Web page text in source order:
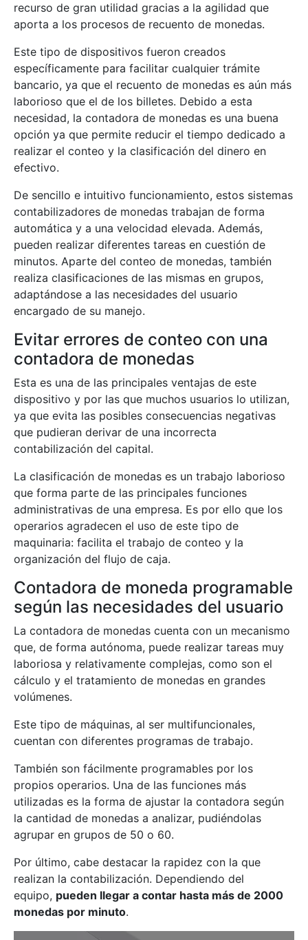
recurso de gran utilidad gracias a la agilidad que
aporta a los procesos de recuento de monedas.
Este tipo de dispositivos fueron creados
específicamente para facilitar cualquier trámite
bancario, ya que el recuento de monedas es aún más
laborioso que el de los billetes. Debido a esta
necesidad, la contadora de monedas es una buena
opción ya que permite reducir el tiempo dedicado a
realizar el conteo y la clasificación del dinero en
efectivo.
De sencillo e intuitivo funcionamiento, estos sistemas
contabilizadores de monedas trabajan de forma
automática y a una velocidad elevada. Además,
pueden realizar diferentes tareas en cuestión de
minutos. Aparte del conteo de monedas, también
realiza clasificaciones de las mismas en grupos,
adaptándose a las necesidades del usuario
encargado de su manejo.
Evitar errores de conteo con una
contadora de monedas
Esta es una de las principales ventajas de este
dispositivo y por las que muchos usuarios lo utilizan,
ya que evita las posibles consecuencias negativas
que pudieran derivar de una incorrecta
contabilización del capital.
La clasificación de monedas es un trabajo laborioso
que forma parte de las principales funciones
administrativas de una empresa. Es por ello que los
operarios agradecen el uso de este tipo de
maquinaria: facilita el trabajo de conteo y la
organización del flujo de caja.
Contadora de moneda programable
según las necesidades del usuario
La contadora de monedas cuenta con un mecanismo
que, de forma autónoma, puede realizar tareas muy
laboriosa y relativamente complejas, como son el
cálculo y el tratamiento de monedas en grandes
volúmenes.
Este tipo de máquinas, al ser multifuncionales,
cuentan con diferentes programas de trabajo.
También son fácilmente programables por los
propios operarios. Una de las funciones más
utilizadas es la forma de ajustar la contadora según
la cantidad de monedas a analizar, pudiéndolas
agrupar en grupos de 50 o 60.
Por último, cabe destacar la rapidez con la que
realizan la contabilización. Dependiendo del
equipo, pueden llegar a contar hasta más de 2000
monedas por minuto.